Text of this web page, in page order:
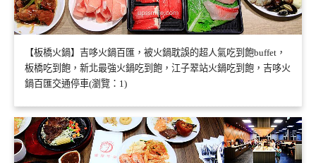
【板橋火鍋】吉哆火鍋百匯，被火鍋耽誤的超人氣吃到飽buffet，
板橋吃到飽，新北最強火鍋吃到飽，江子翠站火鍋吃到飽，吉哆火
鍋百匯交通停車(瀏覽：1)